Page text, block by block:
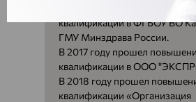
В 2017 году прошел
квалификации в ФГБОУ ВО
ГМУ Минздрава России.
В 2017 году прошел
квалификации в ООО
В 2018 году прошел
квалификации «Организация